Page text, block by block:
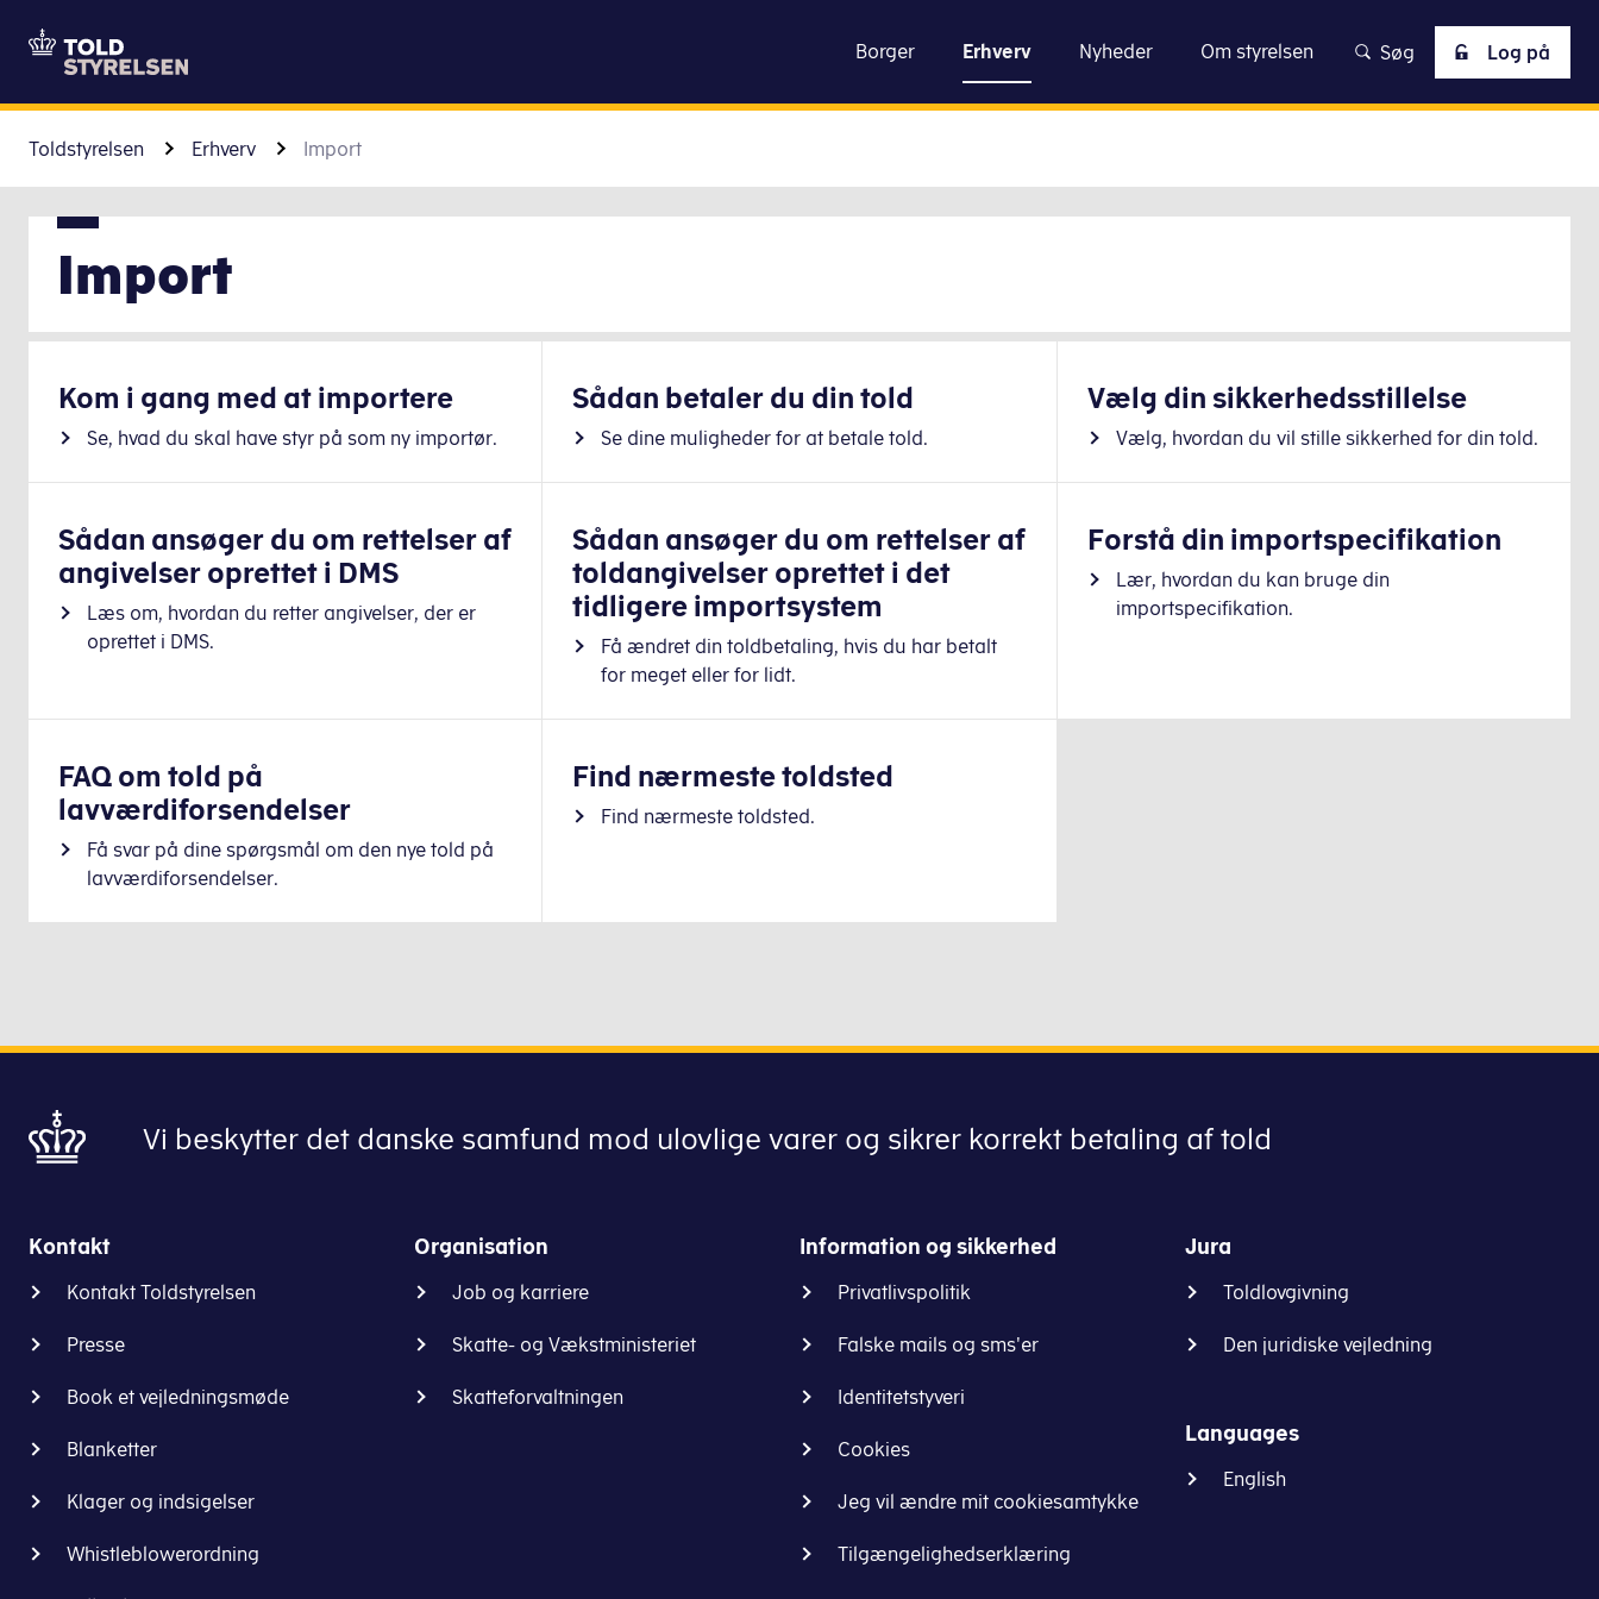
Gå til indhold
Borger Erhverv Nyheder Om styrelsen Søg Log på
Toldstyrelsen Erhverv Import
Import
Kom i gang med at importere
Se, hvad du skal have styr på som ny importør.
Sådan betaler du din told
Se dine muligheder for at betale told.
Vælg din sikkerhedsstillelse
Vælg, hvordan du vil stille sikkerhed for din told.
Sådan ansøger du om rettelser af
angivelser oprettet i DMS
Læs om, hvordan du retter angivelser, der er
oprettet i DMS.
Sådan ansøger du om rettelser af
toldangivelser oprettet i det
tidligere importsystem
Få ændret din toldbetaling, hvis du har betalt
for meget eller for lidt.
Forstå din importspecifikation
Lær, hvordan du kan bruge din
importspecifikation.
FAQ om told på
lavværdiforsendelser
Få svar på dine spørgsmål om den nye told på
lavværdiforsendelser.
Find nærmeste toldsted
Find nærmeste toldsted.
Vi beskytter det danske samfund mod ulovlige varer og sikrer korrekt betaling af told
Kontakt
Kontakt Toldstyrelsen
Presse
Book et vejledningsmøde
Blanketter
Klager og indsigelser
Whistleblowerordning
Organisation
Job og karriere
Skatte- og Vækstministeriet
Skatteforvaltningen
Information og sikkerhed
Privatlivspolitik
Falske mails og sms'er
Identitetstyveri
Cookies
Jeg vil ændre mit cookiesamtykke
Tilgængelighedserklæring
Jura
Toldlovgivning
Den juridiske vejledning
Languages
English